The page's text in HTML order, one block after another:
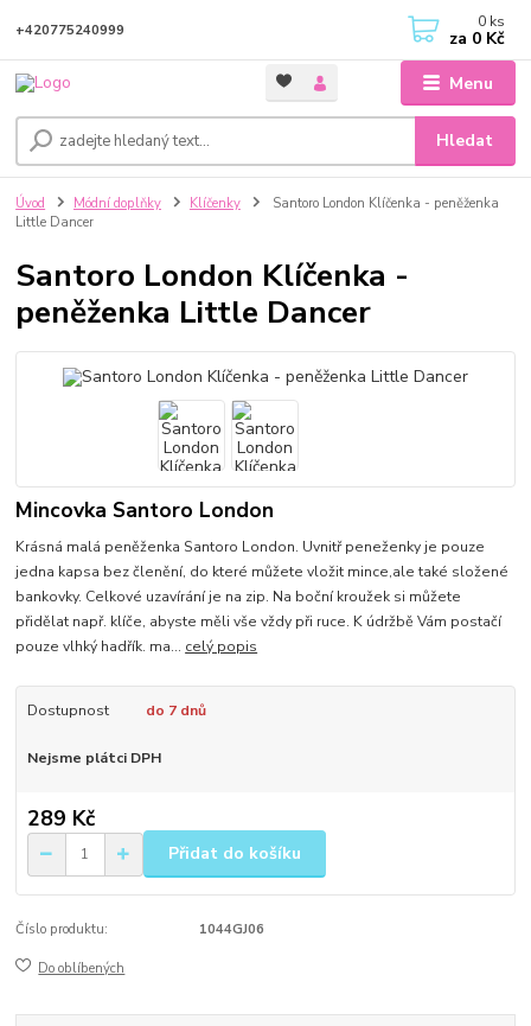
Menu
Hledat
+420775240999 0 ks
za 0 Kč
Úvod Módní doplňky Klíčenky
Santoro London Klíčenka - peněženka
Little Dancer
Santoro London Klíčenka -
peněženka Little Dancer
Mincovka Santoro London
Krásná malá peněženka Santoro London. Uvnitř peneženky je pouze
jedna kapsa bez členění, do které můžete vložit mince,ale také složené
bankovky. Celkové uzavírání je na zip. Na boční kroužek si můžete
přidělat např. klíče, abyste měli vše vždy při ruce. K údržbě Vám postačí
pouze vlhký hadřík. ma... celý popis
Dostupnost do 7 dnů
Nejsme plátci DPH
289 Kč
Přidat do košíku
Číslo produktu: 1044GJ06
Do oblíbených